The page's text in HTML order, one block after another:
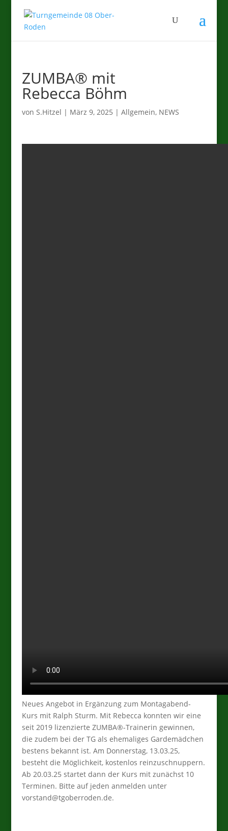
ZUMBA® mit
Rebecca Böhm
von S.Hitzel | März 9, 2025 | Allgemein, NEWS
Neues Angebot in Ergänzung zum Montagabend-
Kurs mit Ralph Sturm. Mit Rebecca konnten wir eine
seit 2019 lizenzierte ZUMBA®-Trainerin gewinnen,
die zudem bei der TG als ehemaliges Gardemädchen
bestens bekannt ist. Am Donnerstag, 13.03.25,
besteht die Möglichkeit, kostenlos reinzuschnuppern.
Ab 20.03.25 startet dann der Kurs mit zunächst 10
Terminen. Bitte auf jeden anmelden unter
vorstand@tgoberroden.de.